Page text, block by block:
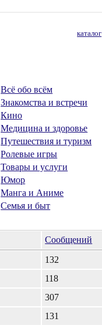
каталог
Всё обо всём
Знакомства и встречи
Кино
Медицина и здоровье
Путешествия и туризм
Ролевые игры
Товары и услуги
Юмор
Манга и Аниме
Семья и быт
Сообщений
132
118
307
131